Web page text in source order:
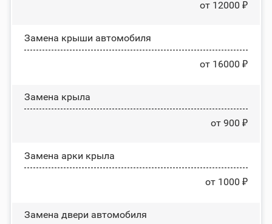
от 12000 ₽
Замена крыши автомобиля
от 16000 ₽
Замена крыла
от 900 ₽
Замена арки крыла
от 1000 ₽
Замена двери автомобиля